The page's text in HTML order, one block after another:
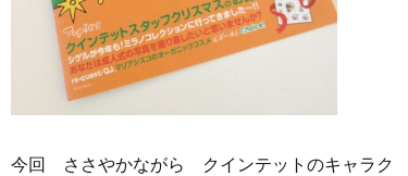
今回 ささやかながら クインテットのキャラク